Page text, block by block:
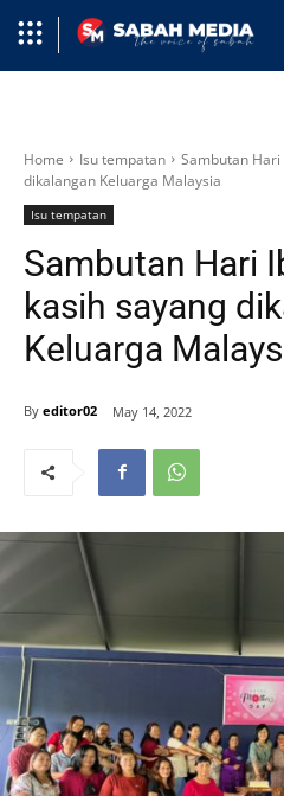
Home Isu tempatan
Sambutan
dikalangan Keluarga Malaysia
Isu tempatan
Sambutan Hari
kasih sayang
Keluarga
By editor02 May 14, 2022